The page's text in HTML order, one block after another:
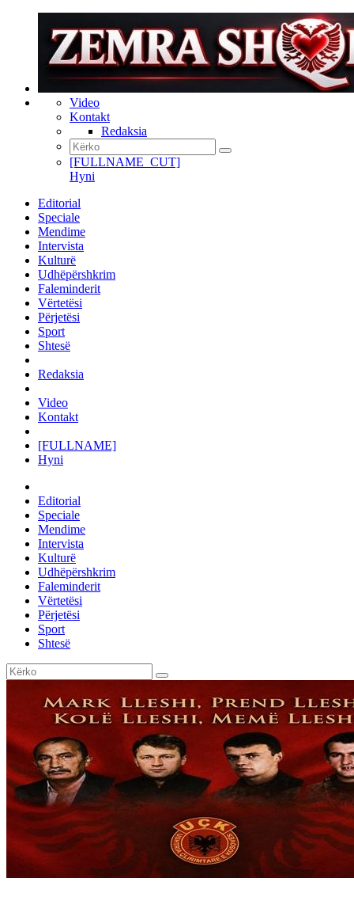
Video
Kontakt
Redaksia
[FULLNAME_CUT]
Hyni
Editorial
Speciale
Mendime
Intervista
Kulturë
Udhëpërshkrim
Faleminderit
Vërtetësi
Përjetësi
Sport
Shtesë
Redaksia
Video
Kontakt
[FULLNAME]
Hyni
Editorial
Speciale
Mendime
Intervista
Kulturë
Udhëpërshkrim
Faleminderit
Vërtetësi
Përjetësi
Sport
Shtesë